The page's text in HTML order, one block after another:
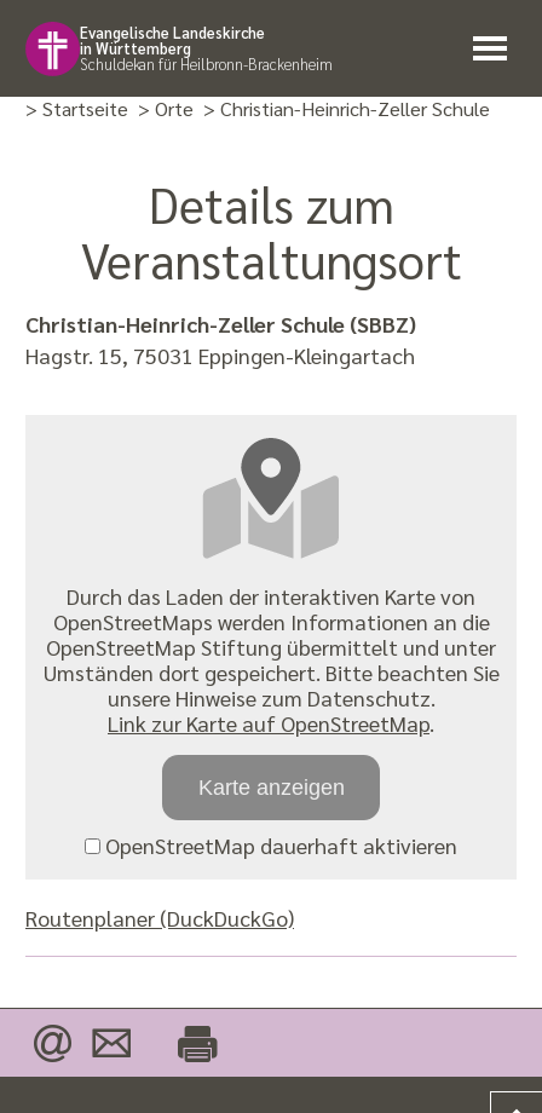
Evangelische Landeskirche
in Württemberg
Schuldekan für Heilbronn-Brackenheim
> Startseite > Orte > Christian-Heinrich-Zeller Schule
Details zum
Veranstaltungsort
Christian-Heinrich-Zeller Schule (SBBZ)
Hagstr. 15, 75031 Eppingen-Kleingartach
Durch das Laden der interaktiven Karte von
OpenStreetMaps werden Informationen an die
OpenStreetMap Stiftung übermittelt und unter
Umständen dort gespeichert. Bitte beachten Sie
unsere Hinweise zum Datenschutz.
Link zur Karte auf OpenStreetMap
Karte anzeigen
OpenStreetMap dauerhaft aktivieren
Routenplaner (DuckDuckGo)